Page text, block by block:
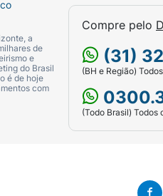
a
de
e
do Brasil
é de hoje
com
Compre pelo
(31)
(BH e Região)
(Todo Brasil) Todos